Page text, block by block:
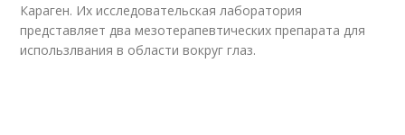
Караген. Их исследовательская лаборатория
представляет два мезотерапевтических препарата для
использлвания в области вокруг глаз.